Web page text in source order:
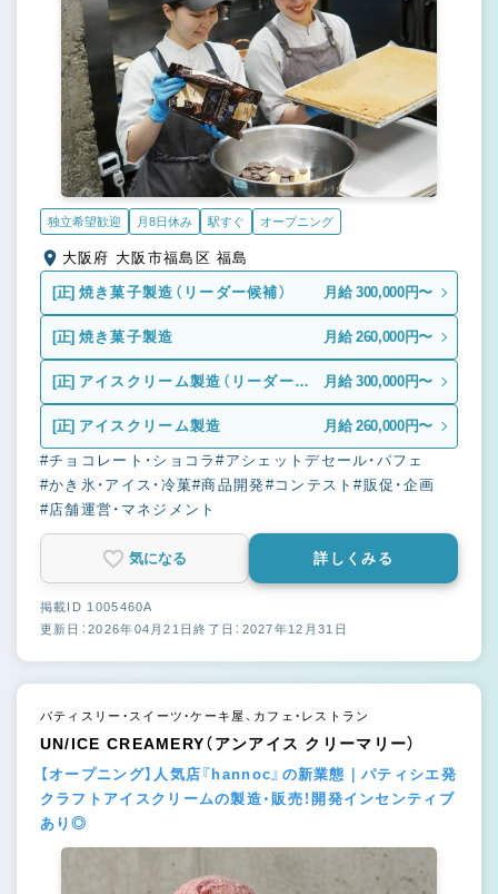
独立希望歓迎 月8日休み 駅すぐ オープニング
大阪府 大阪市福島区 福島
[正] 焼き菓子製造（リーダー候補） 月給 300,000円〜
[正] 焼き菓子製造 月給 260,000円〜
[正] アイスクリーム製造（リーダー候
補）
月給 300,000円〜
[正] アイスクリーム製造 月給 260,000円〜
#チョコレート・ショコラ#アシェットデセール・パフェ
#かき氷・アイス・冷菓#商品開発#コンテスト#販促・企画
#店舗運営・マネジメント
気になる 詳しくみる
掲載ID 1005460A
更新日：2026年04月21日終了日：2027年12月31日
パティスリー・スイーツ・ケーキ屋、カフェ・レストラン
UN/ICE CREAMERY（アンアイス クリーマリー）
【オープニング】人気店『hannoc』の新業態｜パティシエ発
クラフトアイスクリームの製造・販売！開発インセンティブ
あり◎